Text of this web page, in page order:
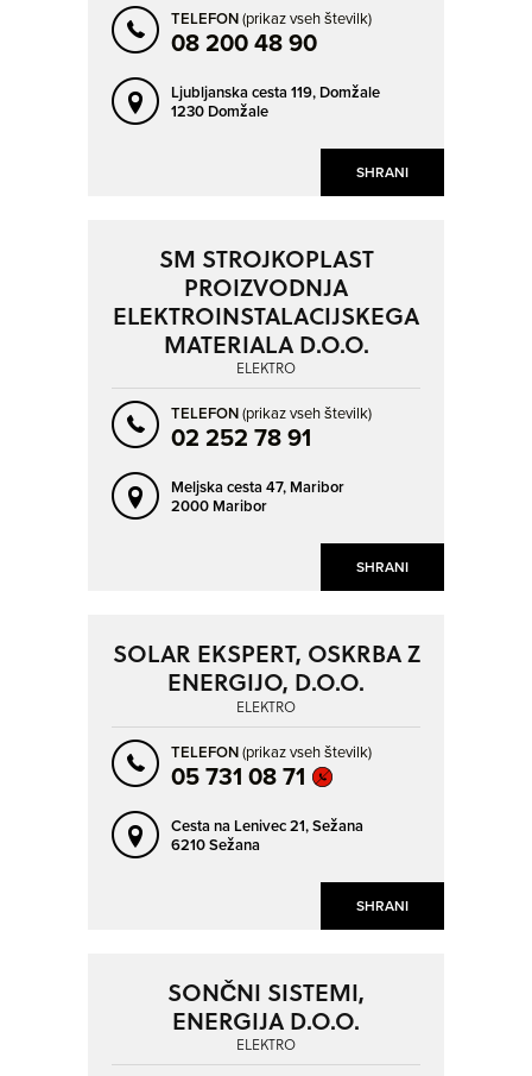
SHRANI
TELEFON(prikaz vseh številk)
08 200 48 90
Ljubljanska cesta 119, Domžale
1230 Domžale
SHRANI
SM STROJKOPLAST
PROIZVODNJA
ELEKTROINSTALACIJSKEGA
MATERIALA D.O.O.
ELEKTRO
TELEFON(prikaz vseh številk)
02 252 78 91
Meljska cesta 47, Maribor
2000 Maribor
SHRANI
SOLAR EKSPERT, OSKRBA Z
ENERGIJO, D.O.O.
ELEKTRO
TELEFON(prikaz vseh številk)
05 731 08 71
Cesta na Lenivec 21,Sežana
6210 Sežana
SONČNI SISTEMI,
ENERGIJA D.O.O.
ELEKTRO